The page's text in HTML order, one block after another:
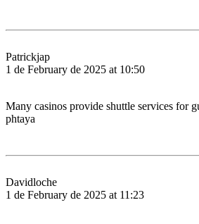
Patrickjap
1 de February de 2025 at 10:50
Many casinos provide shuttle services for
phtaya
Davidloche
1 de February de 2025 at 11:23